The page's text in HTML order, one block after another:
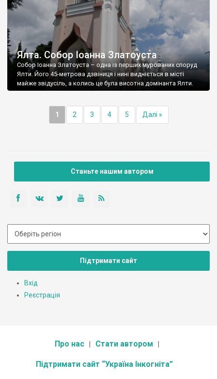
Ялта. Собор Іоанна Златоуста
Собор Іоанна Златоуста – одна із перших мурованих споруд
Ялти. Його 45-метрова дзвіниця і нині видніється в місті
майже звідусіль, а колись це була висотна домінанта Ялти.
1 2 3 4 5 Далі »
Станьте нашим автором
Підтримати сайт
Вхід
Реєстрація
Про нас Стати автором
Підтримати сайт “Україна Інкогніта”